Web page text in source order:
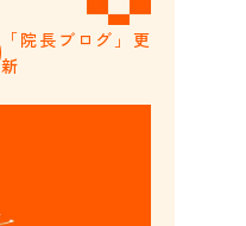
「院長ブログ」更
新